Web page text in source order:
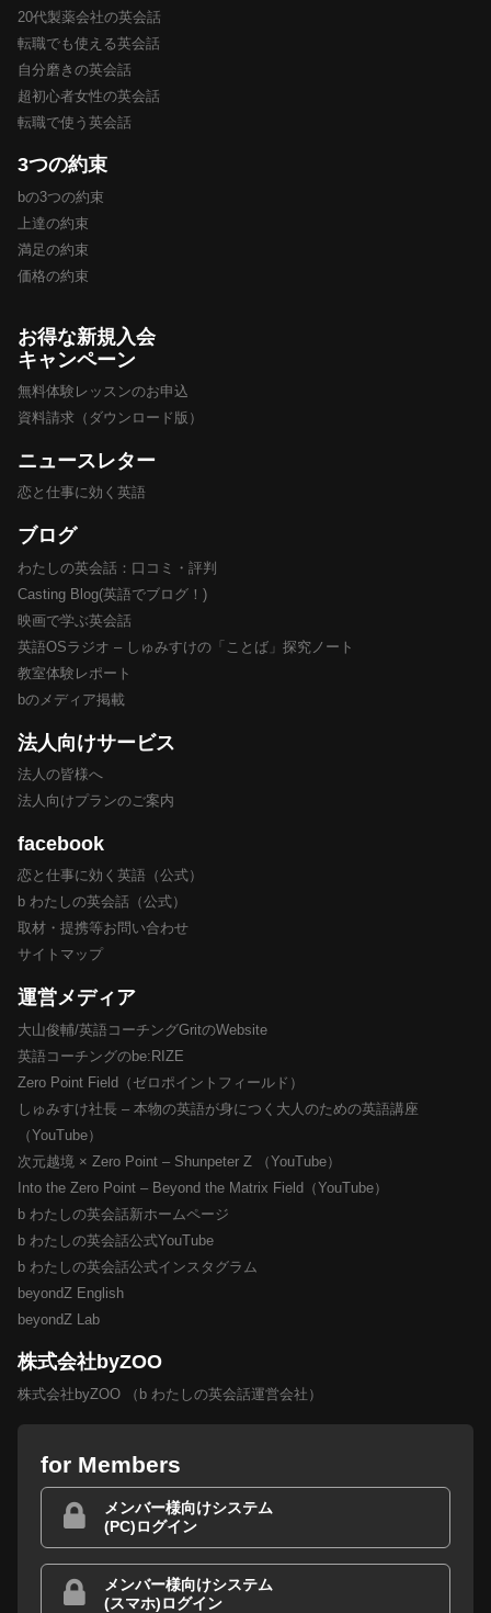
20代製薬会社の英会話
転職でも使える英会話
自分磨きの英会話
超初心者女性の英会話
転職で使う英会話
3つの約束
bの3つの約束
上達の約束
満足の約束
価格の約束
お得な新規入会
キャンペーン
無料体験レッスンのお申込
資料請求（ダウンロード版）
ニュースレター
恋と仕事に効く英語
ブログ
わたしの英会話：口コミ・評判
Casting Blog(英語でブログ！)
映画で学ぶ英会話
英語OSラジオ – しゅみすけの「ことば」探究ノート
教室体験レポート
bのメディア掲載
法人向けサービス
法人の皆様へ
法人向けプランのご案内
facebook
恋と仕事に効く英語（公式）
b わたしの英会話（公式）
取材・提携等お問い合わせ
サイトマップ
運営メディア
大山俊輔/英語コーチングGritのWebsite
英語コーチングのbe:RIZE
Zero Point Field（ゼロポイントフィールド）
しゅみすけ社長 – 本物の英語が身につく大人のための英語講座
（YouTube）
次元越境 × Zero Point – Shunpeter Z （YouTube）
Into the Zero Point – Beyond the Matrix Field（YouTube）
b わたしの英会話新ホームページ
b わたしの英会話公式YouTube
b わたしの英会話公式インスタグラム
beyondZ English
beyondZ Lab
株式会社byZOO
株式会社byZOO （b わたしの英会話運営会社）
for Members
メンバー様向けシステム
(PC)ログイン
メンバー様向けシステム
(スマホ)ログイン